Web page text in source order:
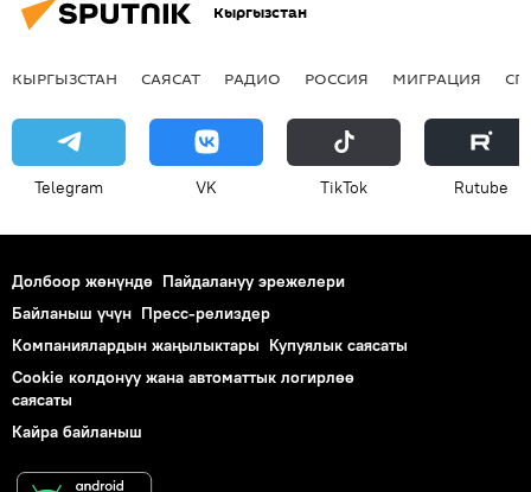
Кыргызстан
КЫРГЫЗСТАН САЯСАТ РАДИО РОССИЯ МИГРАЦИЯ
Telegram VK ТikТоk Rutube
Долбоор жөнүндө Пайдалануу эрежелери
Байланыш үчүн Пресс-релиздер
Компаниялардын жаңылыктары Купуялык саясаты
Cookie колдонуу жана автоматтык логирлөө
саясаты
Кайра байланыш